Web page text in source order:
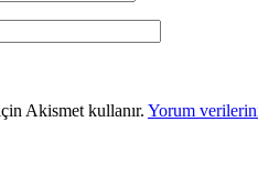
Akismet kullanır. Yorum